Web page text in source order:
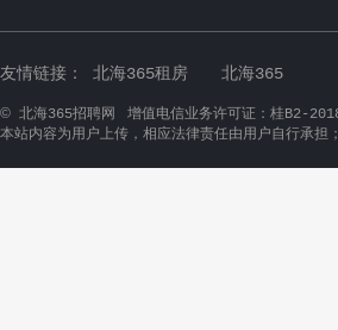
友情链接： 北海365租房 北海365
© 北海365招聘网 增值电信业务许可证：桂B2-
本站内容为用户上传，相应法律责任由用户自行承